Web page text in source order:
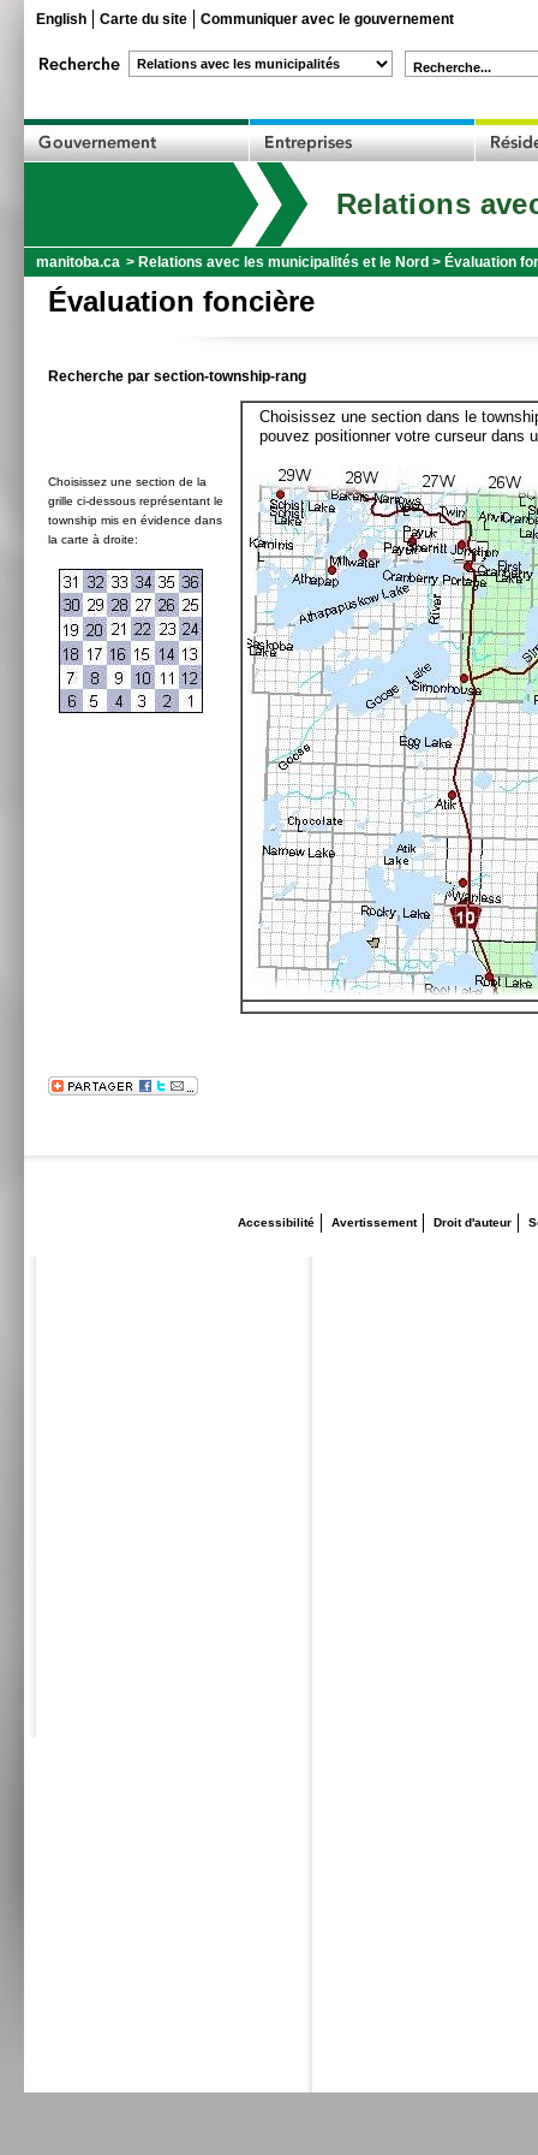
English Carte du site Communiquer avec le gouvernement
Recherche...
Relations
manitoba.ca > Relations avec les municipalités et le Nord > Évaluation
Évaluation foncière
Recherche par section-township-rang
Choisissez une section de la
grille ci-dessous représentant le
township mis en évidence dans
la carte à droite:
Choisissez une section dans le
pouvez positionner votre curseur dans
Accessibilité Avertissement Droit d'auteur